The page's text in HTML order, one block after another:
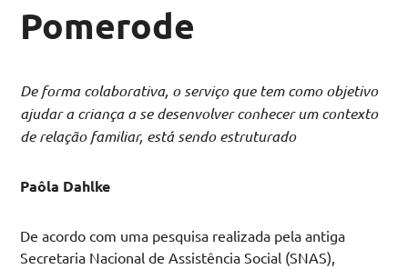
Pomerode
De forma colaborativa, o serviço que tem como objetivo
ajudar a criança a se desenvolver conhecer um contexto
de relação familiar, está sendo estruturado
Paôla Dahlke
De acordo com uma pesquisa realizada pela antiga
Secretaria Nacional de Assistência Social (SNAS),